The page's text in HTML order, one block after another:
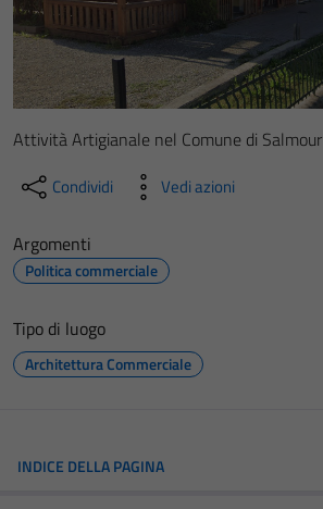
Attività Artigianale nel Comune di Salmour
Condividi Vedi azioni
Argomenti
Politica commerciale
Tipo di luogo
Architettura Commerciale
INDICE DELLA PAGINA